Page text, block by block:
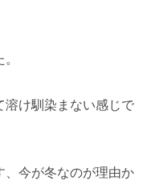
溶け馴染まない感じで
、今が冬なのが理由か